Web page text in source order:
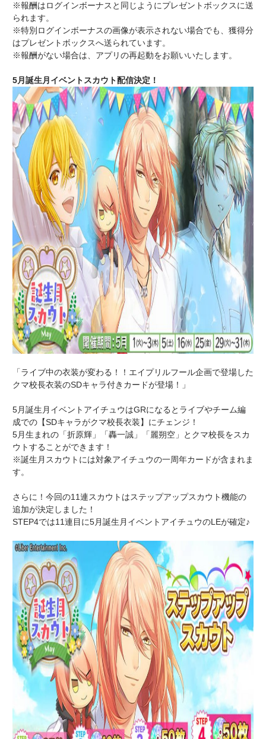
※報酬はログインボーナスと同じようにプレゼントボックスに送
られます。
※特別ログインボーナスの画像が表示されない場合でも、獲得分
はプレゼントボックスへ送られています。
※報酬がない場合は、アプリの再起動をお願いいたします。
5月誕生月イベントスカウト配信決定！
「ライブ中の衣装が変わる！！エイプリルフール企画で登場した
クマ校長衣装のSDキャラ付きカードが登場！」
5月誕生月イベントアイチュウはGRになるとライブやチーム編
成での【SDキャラがクマ校長衣装】にチェンジ！
5月生まれの「折原輝」「轟一誠」「麗朔空」とクマ校長をスカ
ウトすることができます！
※誕生月スカウトには対象アイチュウの一周年カードが含まれま
す。
さらに！今回の11連スカウトはステップアップスカウト機能の
追加が決定しました！
STEP4では11連目に5月誕生月イベントアイチュウのLEが確定♪